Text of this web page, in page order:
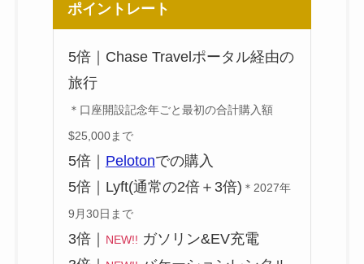
ポイントレート
5倍｜Chase Travelポータル経由の
旅行
＊口座開設記念年ごと最初の合計購入額
$25,000まで
5倍｜ Pelotonでの購入
5倍｜Lyft(通常の2倍＋3倍) ＊2027年
9月30日まで
3倍｜ NEW!! ガソリン&EV充電